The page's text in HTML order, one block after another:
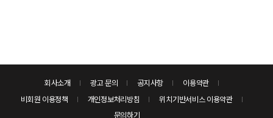
회사소개 광고 문의 공지사항
이용약관
비회원 이용정책
개인정보처리방침
위치기반서비스 이용약관
문의하기